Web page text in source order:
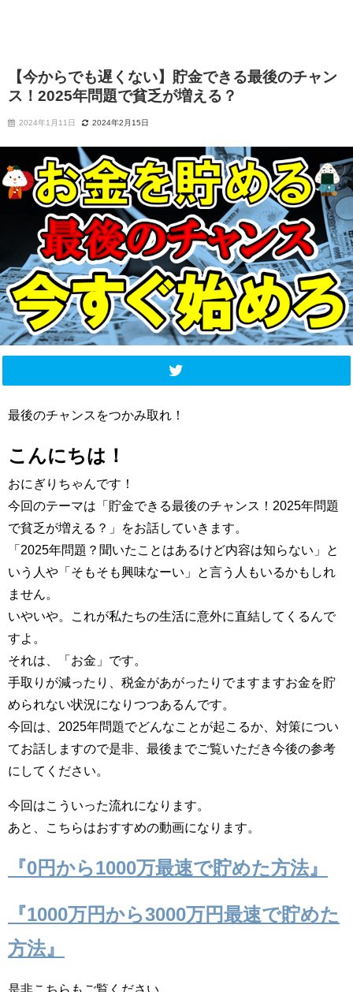
【今からでも遅くない】貯金できる最後のチャン
ス！2025年問題で貧乏が増える？
2024年1月11日 2024年2月15日
最後のチャンスをつかみ取れ！
こんにちは！
おにぎりちゃんです！
今回のテーマは「貯金できる最後のチャンス！2025年問題
で貧乏が増える？」をお話していきます。
「2025年問題？聞いたことはあるけど内容は知らない」と
いう人や「そもそも興味なーい」と言う人もいるかもしれ
ません。
いやいや。これが私たちの生活に意外に直結してくるんで
すよ。
それは、「お金」です。
手取りが減ったり、税金があがったりでますますお金を貯
められない状況になりつつあるんです。
今回は、2025年問題でどんなことが起こるか、対策につい
てお話しますので是非、最後までご覧いただき今後の参考
にしてください。
今回はこういった流れになります。
あと、こちらはおすすめの動画になります。
『0円から1000万最速で貯めた方法』
『1000万円から3000万円最速で貯めた
方法』
是非こちらもご覧ください。